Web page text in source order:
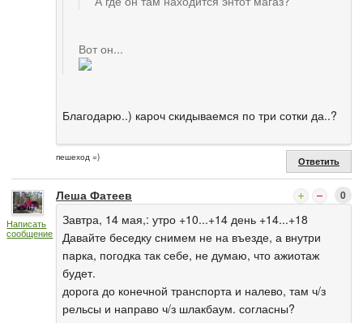
Вот он...
Благодарю..) кароч скидываемся по три сотки да..?
пешеход =) Ответить
Написать
сообщение
Леша Фатеев 0
Завтра, 14 мая,: утро +10...+14 день +14...+18
Давайте беседку снимем не на въезде, а внутри
парка, погодка так себе, не думаю, что ажиотаж
будет.
дорога до конечной транспорта и налево, там ч/з
рельсы и направо ч/з шлакбаум. согласны?